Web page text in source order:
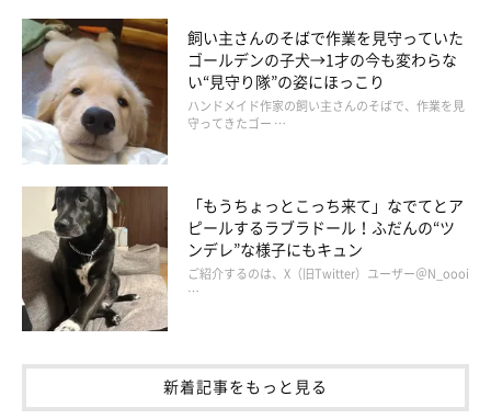
Renくんを家族に迎えて、毎日幸せを感じていると話す飼い主さ
ん。飼い主さんにとって、Renくんはどのような存在なのでしょ
うか。
飼い主さん：
「私は小さい頃に犬に噛まれた経験があり、基本的には動物が苦
手だったのですが、
Renと家族になって『こんなに可愛いものな
のか』と、毎日感動しています。
我が家は子どもがいない夫婦なので、Renは
飼い主さんのそばで作業を見守っていた
ゴールデンの子犬→1才の今も変わらな
い“見守り隊”の姿にほっこり
ハンドメイド作家の飼い主さんのそばで、作業を見
守ってきたゴー …
「もうちょっとこっち来て」なでてとア
ピールするラブラドール！ふだんの“ツ
ンデレ”な様子にもキュン
ご紹介するのは、X（旧Twitter）ユーザー＠N_oooi
…
新着記事をもっと見る